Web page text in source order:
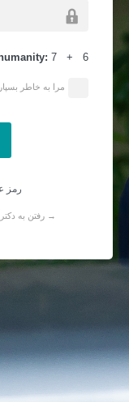
ورود7 + 6 =
مرا به خاطر بسپار
رمز
→ رفتن به